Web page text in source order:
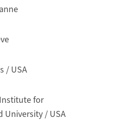
/ USA
for
/ USA